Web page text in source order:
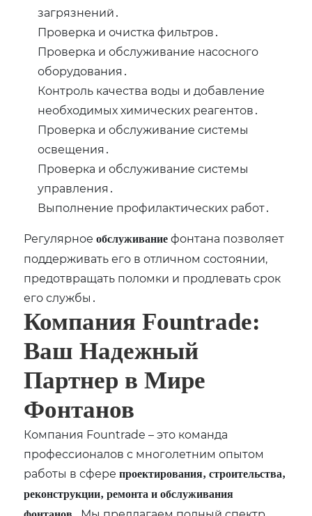
загрязнений․
Проверка и очистка фильтров․
Проверка и обслуживание насосного
оборудования․
Контроль качества воды и добавление
необходимых химических реагентов․
Проверка и обслуживание системы
освещения․
Проверка и обслуживание системы
управления․
Выполнение профилактических работ․
Регулярноеобслуживание фонтана позволяет
поддерживать его в отличном состоянии‚
предотвращать поломки и продлевать срок
его службы․
Компания Fountrade:
Ваш Надежный
Партнер в Мире
Фонтанов
Компания Fountrade – это команда
профессионалов с многолетним опытом
работы в сферепроектирования‚ строительства‚
реконструкции‚ ремонта и обслуживания